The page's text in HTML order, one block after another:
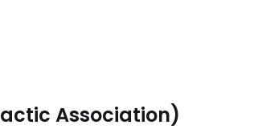
Association)